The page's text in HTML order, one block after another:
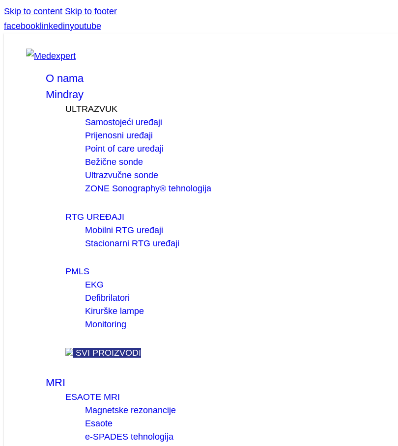
Skip to content Skip to footer
facebook linkedinyoutube
O nama
Mindray
ULTRAZVUK
Samostojeći uređaji
Prijenosni uređaji
Point of care uređaji
Bežične sonde
Ultrazvučne sonde
ZONE Sonography® tehnologija
RTG UREĐAJI
Mobilni RTG uređaji
Stacionarni RTG uređaji
PMLS
EKG
Defibrilatori
Kirurške lampe
Monitoring
SVI PROIZVODI
MRI
ESAOTE MRI
Magnetske rezonancije
Esaote
e-SPADES tehnologija